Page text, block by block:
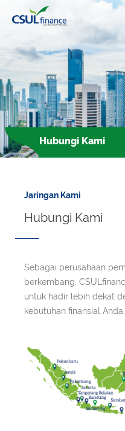
Hubungi Kami
Jaringan Kami
Hubungi Kami
Sebagai perusahaan
berkembang,
untuk hadir lebih dekat
kebutuhan finansial Anda.